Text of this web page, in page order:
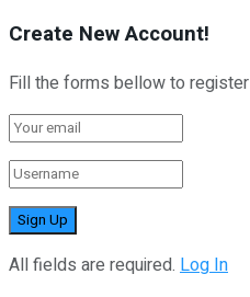
Create New Account!
Fill the forms bellow to register
All fields are required. Log In